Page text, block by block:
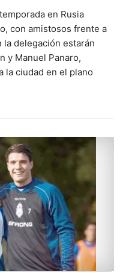
en Rusia
con amistosos frente a
la delegación estarán
y Manuel Panaro,
la ciudad en el plano